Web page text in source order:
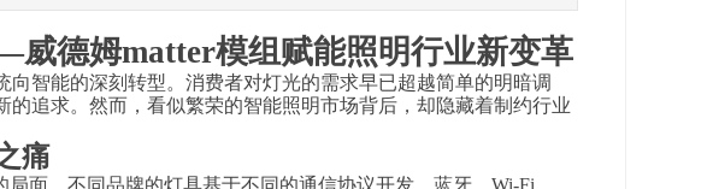
德姆matter模组赋能照明行业新变革
智能的深刻转型。消费者对灯光的需求早已超越简单的明暗调
追求。然而，看似繁荣的智能照明市场背后，却隐藏着制约行业
痛
局面。不同品牌的灯具基于不同的通信协议开发，蓝牙、Wi-Fi、